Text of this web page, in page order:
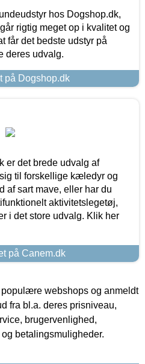
hos Dogshop.dk,
rigtig meget op i kvalitet og
får det bedste udstyr på
deres udvalg.
på Dogshop.dk
er det brede udvalg af
til forskellige kæledyr og
af sart mave, eller har du
aktivitetslegetøj,
i det store udvalg. Klik her
på Canem.dk
webshops og anmeldt
fra bl.a. deres prisniveau,
brugervenlighed,
betalingsmuligheder.